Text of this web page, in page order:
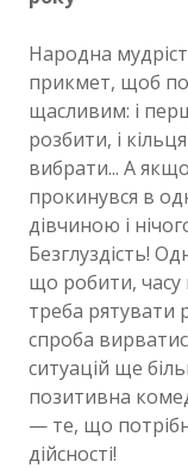
Народна
прикмет, щоб
щасливим: і
розбити, і
вибрати... А
прокинувся в
дівчиною і
Безглуздість!
що робити, часу
треба рятувати
спроба
ситуацій ще
позитивна
— те, що
дійсності!